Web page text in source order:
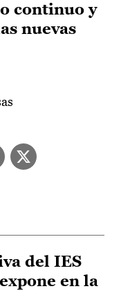
continuo y
nuevas
del IES
en la